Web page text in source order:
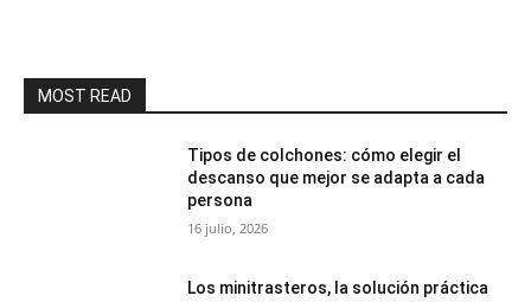
MOST READ
Tipos de colchones: cómo elegir el
descanso que mejor se adapta a cada
persona
16 julio, 2026
Los minitrasteros, la solución práctica